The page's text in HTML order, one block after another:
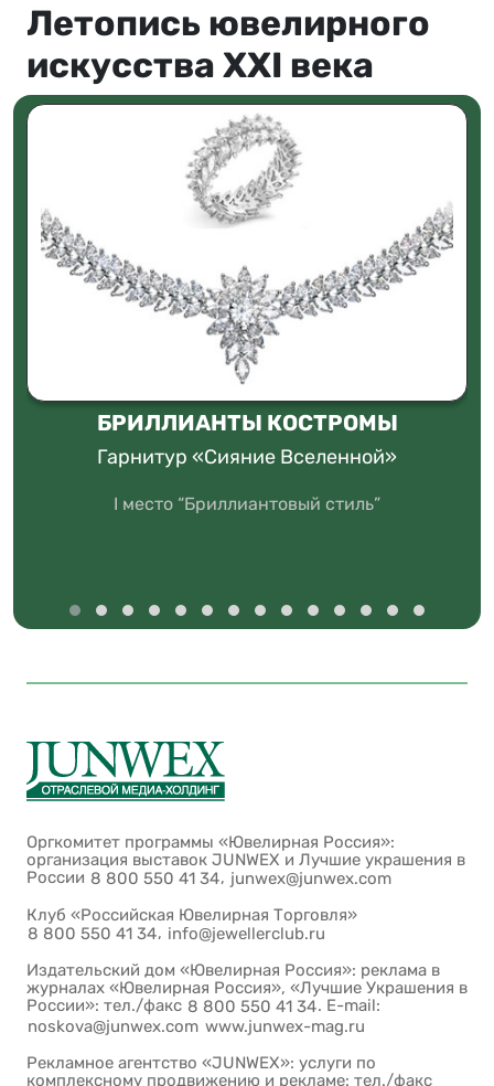
Летопись ювелирного
искусства XXI века
БРИЛЛИАНТЫ КОСТРОМЫ
Гарнитур «Сияние Вселенной»
I место “Бриллиантовый стиль”
Оргкомитет программы «Ювелирная Россия»:
организация выставок JUNWEX и Лучшие украшения в
России 8 800 550 41 34, junwex@junwex.com
Клуб «Российская Ювелирная Торговля»
8 800 550 41 34, info@jewellerclub.ru
Издательский дом «Ювелирная Россия»: реклама в
журналах «Ювелирная Россия», «Лучшие Украшения в
России»: тел./факс 8 800 550 41 34. E-mail:
noskova@junwex.com www.junwex-mag.ru
Рекламное агентство «JUNWEX»: услуги по
комплексному продвижению и рекламе: тел./факс